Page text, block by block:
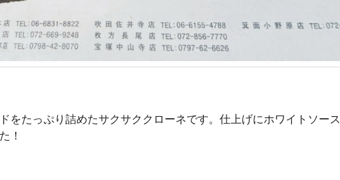
をたっぷり詰めたサクサククローネです。仕上げにホワイトソース
！